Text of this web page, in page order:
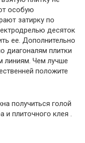
особую
затирку по
десяток
ее. Дополнительно
диагоналям плитки
линиям. Чем лучше
положите
получиться голой
и плиточного клея .